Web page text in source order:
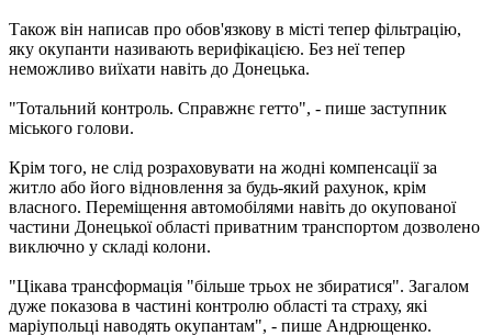
Також він написав про обов'язкову в місті тепер фільтрацію,
яку окупанти називають верифікацією. Без неї тепер
неможливо виїхати навіть до Донецька.
"Тотальний контроль. Справжнє гетто", - пише заступник
міського голови.
Крім того, не слід розраховувати на жодні компенсації за
житло або його відновлення за будь-який рахунок, крім
власного. Переміщення автомобілями навіть до окупованої
частини Донецької області приватним транспортом дозволено
виключно у складі колони.
"Цікава трансформація "більше трьох не збиратися". Загалом
дуже показова в частині контролю області та страху, які
маріупольці наводять окупантам", - пише Андрющенко.